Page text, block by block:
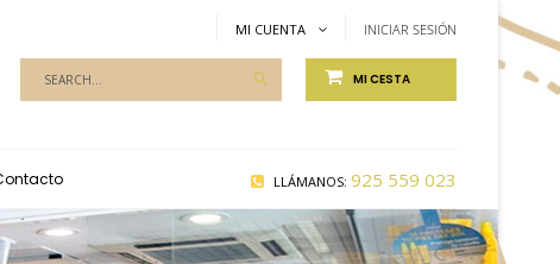
INICIAR SESIÓN
MI CUENTA
MI CESTA
Productos
de
LLÁMANOS: 925 559 023